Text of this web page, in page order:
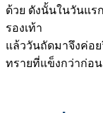
ด้วย ดังนั้นในวันแร
รองเท้า
แล้ววันถัดมาจึงค่อย
ทรายที่แข็งกว่าก่อ